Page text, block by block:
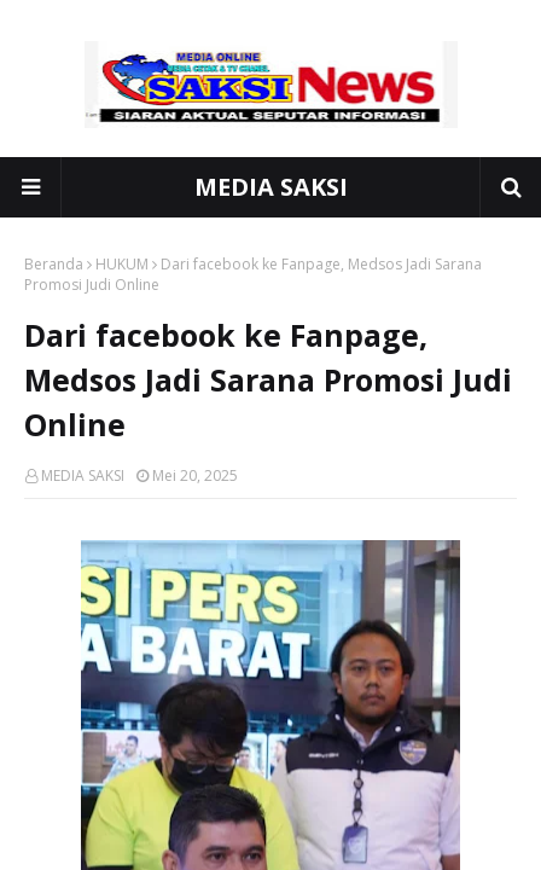
MEDIA SAKSI
Beranda HUKUM
Dari facebook ke Fanpage, Medsos Jadi Sarana
Promosi Judi Online
Dari facebook ke Fanpage,
Medsos Jadi Sarana Promosi Judi
Online
MEDIA SAKSI Mei 20, 2025